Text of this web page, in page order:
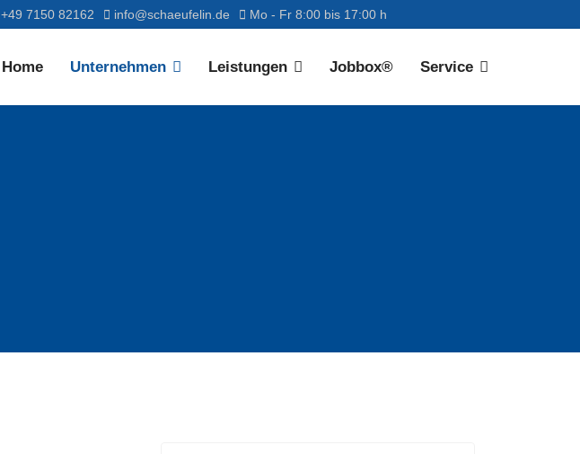
+49 7150 82162 info@schaeufelin.de Mo - Fr 8:00 bis 17:00 h
Home Unternehmen Leistungen Jobbox® Service